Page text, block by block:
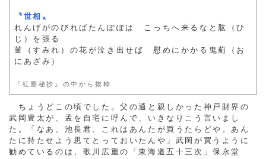
〝世相〟
れんげがのびればたんぽぽは こっちへ来るなと肱（ひ
じ）を張る
菫（すみれ）の花が泣き出せば 慰めにかかる鬼薊（お
にあざみ）
『紅塵秘抄』の中から抜粋
ちょうどこの頃でした。父の通と親しかった神戸財界の
武岡豊太が、孟を自宅に呼んで、いきなりこう言いまし
た。「なあ、池長君、これはあんたが買うたらどや。あん
たに持たせよう思てとっておいたんや」武岡が買うように
勧めているのは、歌川広重の「東海道五十三次」保永堂